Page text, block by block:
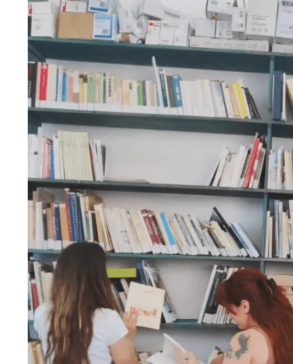
Iscriviti alla newsletter